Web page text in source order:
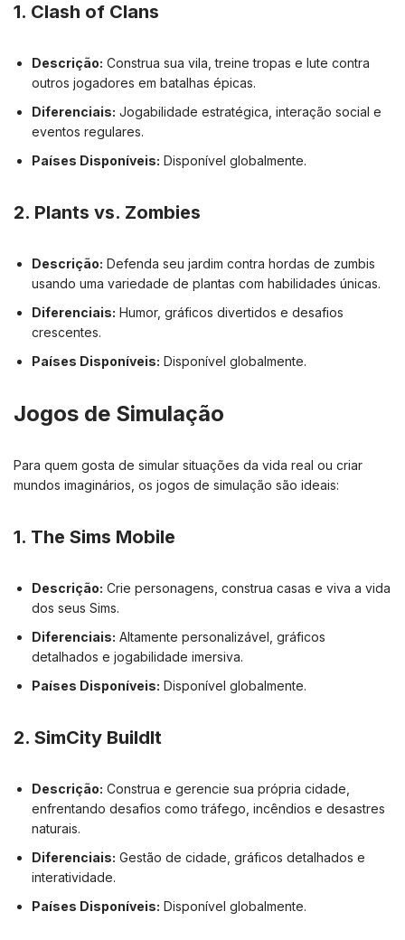
1. Clash of Clans
Descrição: Construa sua vila, treine tropas e lute contra
outros jogadores em batalhas épicas.
Diferenciais: Jogabilidade estratégica, interação social e
eventos regulares.
Países Disponíveis: Disponível globalmente.
2. Plants vs. Zombies
Descrição: Defenda seu jardim contra hordas de zumbis
usando uma variedade de plantas com habilidades únicas.
Diferenciais: Humor, gráficos divertidos e desafios
crescentes.
Países Disponíveis: Disponível globalmente.
Jogos de Simulação
Para quem gosta de simular situações da vida real ou criar
mundos imaginários, os jogos de simulação são ideais:
1. The Sims Mobile
Descrição: Crie personagens, construa casas e viva a vida
dos seus Sims.
Diferenciais: Altamente personalizável, gráficos
detalhados e jogabilidade imersiva.
Países Disponíveis: Disponível globalmente.
2. SimCity BuildIt
Descrição: Construa e gerencie sua própria cidade,
enfrentando desafios como tráfego, incêndios e desastres
naturais.
Diferenciais: Gestão de cidade, gráficos detalhados e
interatividade.
Países Disponíveis: Disponível globalmente.